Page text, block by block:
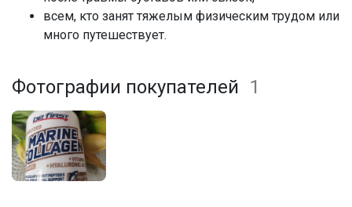
всем, кто занят тяжелым физическим трудом или
много путешествует.
Фотографии покупателей 1